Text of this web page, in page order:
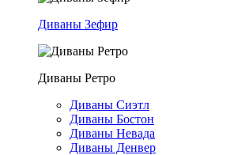
Диваны Зефир
Диваны Ретро
Диваны Сиэтл
Диваны Бостон
Диваны Невада
Диваны Денвер